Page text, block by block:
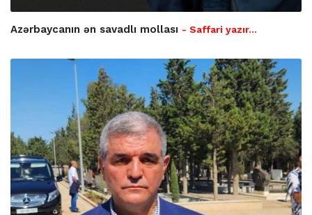
Azərbaycanın ən savadlı mollası - Saffari yazır…